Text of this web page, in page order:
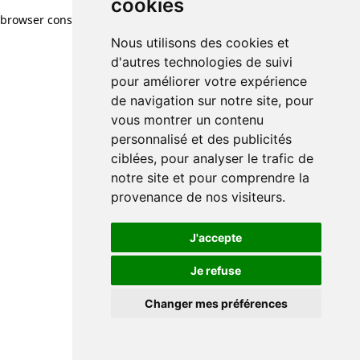
cookies
Nous utilisons des cookies et
d'autres technologies de suivi
pour améliorer votre expérience
de navigation sur notre site, pour
vous montrer un contenu
personnalisé et des publicités
ciblées, pour analyser le trafic de
notre site et pour comprendre la
provenance de nos visiteurs.
J'accepte
Je refuse
Changer mes préférences
browser console for more information)